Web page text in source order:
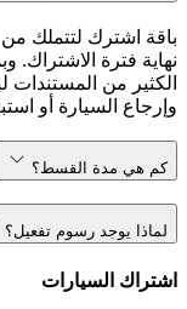
باقة اشترك لتتملك من
نهاية فترة
الكثير من المستندات
وإرجاع السيارة أو
كم هي مدة القسط؟
لماذا يوجد رسوم تفعيل؟
اشتراك السيارات